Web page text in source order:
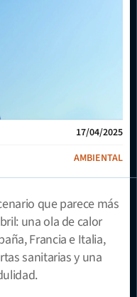
17/04/2025
AMBIENTAL
que parece más
una ola de calor
Francia e Italia,
sanitarias y una